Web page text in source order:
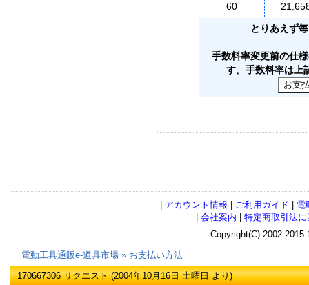
60
とりあえず
手数料率変更前の仕
す。手数料率は上
アカウント情報 ご利用ガイド
電
会社案内
特定商取引法
Copyright(C) 2002-
電動工具通販e-道具市場 » お支払い方法
170667306 リクエスト (2004年10月16日 土曜日 より)